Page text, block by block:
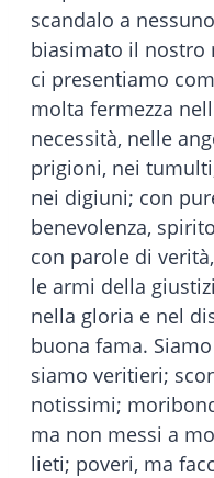
scandalo a
biasimato il nostro
ci presentiamo
molta fermezza
necessità, nelle
prigioni, nei
nei digiuni; con
benevolenza,
con parole di
le armi della
nella gloria e nel
buona fama.
siamo veritieri;
notissimi;
ma non messi a
lieti; poveri, ma